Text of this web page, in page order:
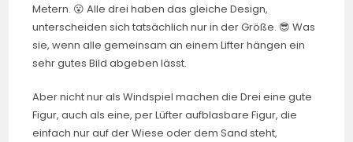
Metern. 😮 Alle drei haben das gleiche Design,
unterscheiden sich tatsächlich nur in der Größe. 😎 Was
sie, wenn alle gemeinsam an einem Lifter hängen ein
sehr gutes Bild abgeben lässt.
Aber nicht nur als Windspiel machen die Drei eine gute
Figur, auch als eine, per Lüfter aufblasbare Figur, die
einfach nur auf der Wiese oder dem Sand steht,